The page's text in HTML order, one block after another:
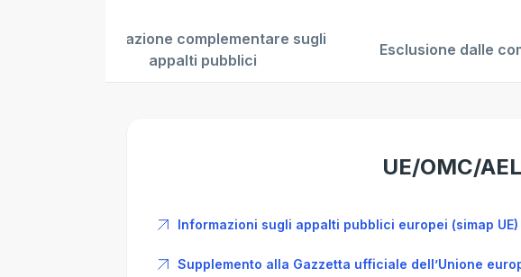
Informazione complementare sugli
appalti pubblici
Esclusione dalle
UE/OMC/
Informazioni sugli appalti pubblici europei (simap UE)
Supplemento alla Gazzetta ufficiale dell’Unione